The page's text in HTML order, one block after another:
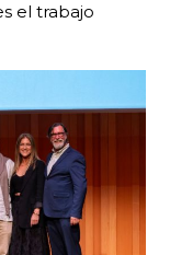
el trabajo